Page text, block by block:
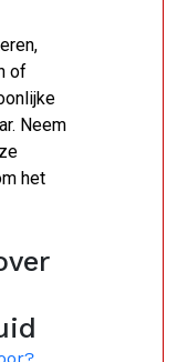
of
Neem
het